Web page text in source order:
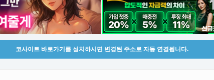
코사이트 바로가기를 설치하시면 변경된 주소로 자동 연결됩니다.